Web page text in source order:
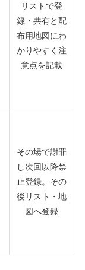
リストで登
録・共有と配
布用地図にわ
かりやすく注
意点を記載
その場で謝罪
し次回以降禁
止登録。その
後リスト・地
図へ登録